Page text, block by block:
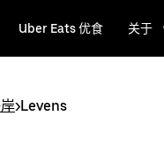
Uber Eats 优食 关于
>Levens